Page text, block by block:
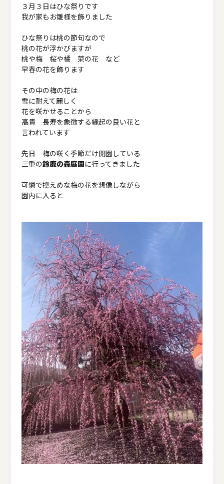
３月３日はひな祭りです
我が家もお雛様を飾りました
ひな祭りは桃の節句なので
桃の花が浮かびますが
桃や梅 桜や橘 菜の花 など
早春の花を飾ります
その中の梅の花は
雪に耐えて麗しく
花を咲かせることから
高貴 長寿を象徴する縁起の良い花と
言われています
先日 梅の咲く季節だけ開園している
三重の鈴鹿の森庭園に行ってきました
可憐で控えめな梅の花を想像しながら
園内に入ると